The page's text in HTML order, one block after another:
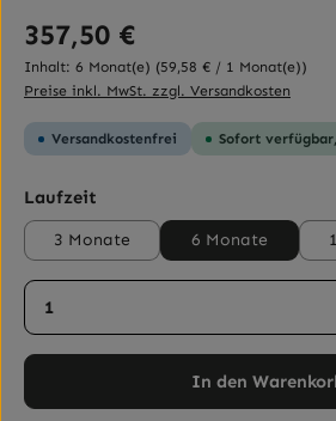
Regulärer Preis:
357,50 €
Inhalt: 6 Monat(e) (59,58 € / 1 Monat(e))
Preise inkl. MwSt. zzgl. Versandkosten
Versandkostenfrei Sofort
Laufzeit
3 Monate 6 Monate
Produkt Anzahl: Gib den
In den